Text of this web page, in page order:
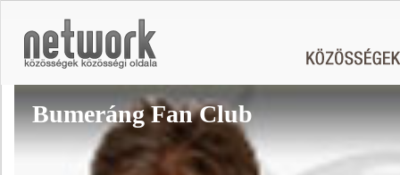
Bumeráng Fan Club